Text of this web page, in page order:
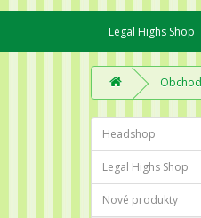
Legal Highs Shop
Headshop
Legal Highs Shop
Nové produkty